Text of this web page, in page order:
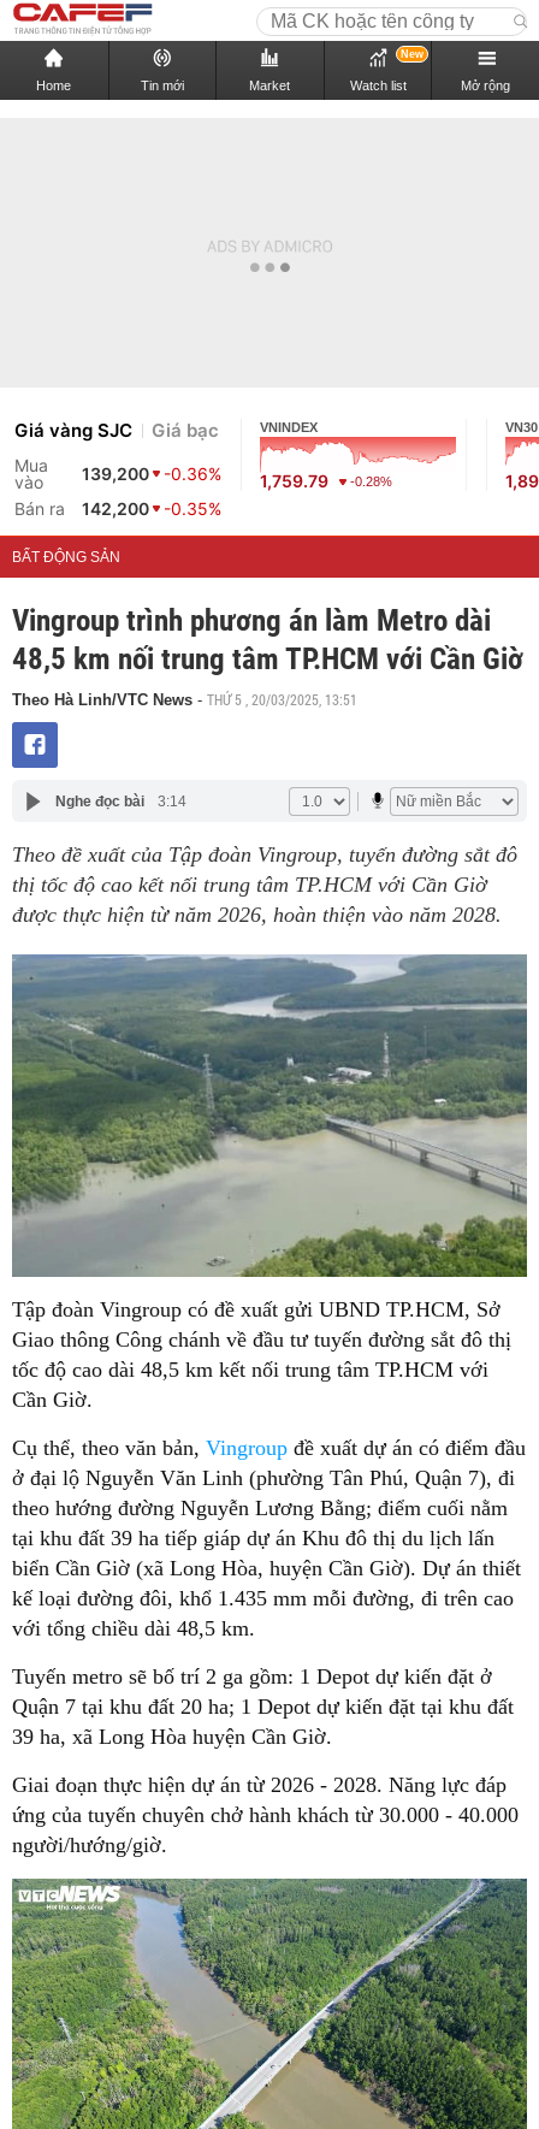
Home Tin mới Market Watch list
New
Mở rộng
Giá vàng SJC Giá bạc
Mua
vào
139,200
-0.36%
Bán ra
142,200 -0.35%
VNINDEX
1,759.79 -0.28%
VN30
BẤT ĐỘNG SẢN
Vingroup trình phương án làm Metro dài
48,5 km nối trung tâm TP.HCM với Cần Giờ
Theo Hà Linh/VTC News - THỨ 5 , 20/03/2025, 13:51
Nghe đọc bài 3:14
Theo đề xuất của Tập đoàn Vingroup, tuyến đường sắt đô
thị tốc độ cao kết nối trung tâm TP.HCM với Cần Giờ
được thực hiện từ năm 2026, hoàn thiện vào năm 2028.
Tập đoàn Vingroup có đề xuất gửi UBND TP.HCM, Sở
Giao thông Công chánh về đầu tư tuyến đường sắt đô thị
tốc độ cao dài 48,5 km kết nối trung tâm TP.HCM với
Cần Giờ.
Cụ thể, theo văn bản, Vingroup đề xuất dự án có điểm đầu
ở đại lộ Nguyễn Văn Linh (phường Tân Phú, Quận 7), đi
theo hướng đường Nguyễn Lương Bằng; điểm cuối nằm
tại khu đất 39 ha tiếp giáp dự án Khu đô thị du lịch lấn
biển Cần Giờ (xã Long Hòa, huyện Cần Giờ). Dự án thiết
kế loại đường đôi, khổ 1.435 mm mỗi đường, đi trên cao
với tổng chiều dài 48,5 km.
Tuyến metro sẽ bố trí 2 ga gồm: 1 Depot dự kiến đặt ở
Quận 7 tại khu đất 20 ha; 1 Depot dự kiến đặt tại khu đất
39 ha, xã Long Hòa huyện Cần Giờ.
Giai đoạn thực hiện dự án từ 2026 - 2028. Năng lực đáp
ứng của tuyến chuyên chở hành khách từ 30.000 - 40.000
người/hướng/giờ.